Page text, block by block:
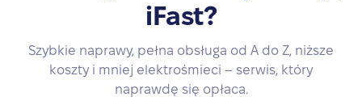
iFast?
Szybkie naprawy, pełna obsługa od A do Z, niższe
koszty i mniej elektrośmieci – serwis, który
naprawdę się opłaca.